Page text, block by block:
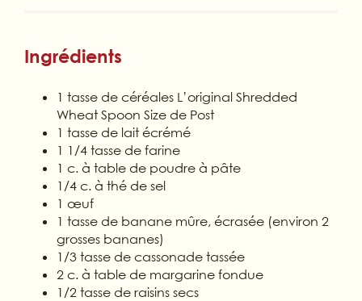
Ingrédients
1 tasse de céréales L’original Shredded
Wheat Spoon Size de Post
1 tasse de lait écrémé
1 1/4 tasse de farine
1 c. à table de poudre à pâte
1/4 c. à thé de sel
1 œuf
1 tasse de banane mûre, écrasée (environ 2
grosses bananes)
1/3 tasse de cassonade tassée
2 c. à table de margarine fondue
1/2 tasse de raisins secs